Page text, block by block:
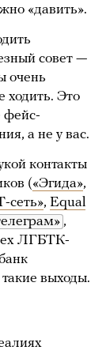
«давить».
совет —
очень
ходить. Это
фейс-
а не у вас.
контакты
(«Эгида»,
сеть», Equal
,
ЛГБТК-
выходы.